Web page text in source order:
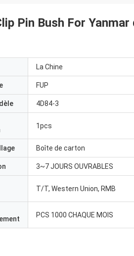
Pin Bush For Yanmar
La Chine
FUP
4D84-3
1pcs
Boîte de carton
3~7 JOURS OUVRABLES
T/T, Western Union, RMB
PCS 1000 CHAQUE MOIS